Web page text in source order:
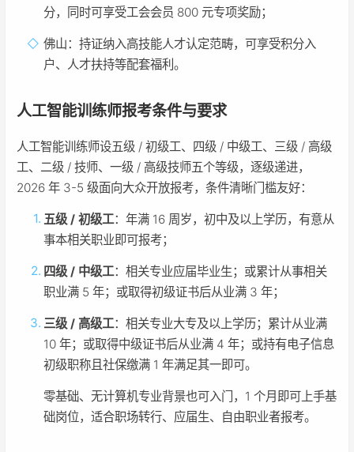
分，同时可享受工会会员 800 元专项奖励；
佛山：持证纳入高技能人才认定范畴，可享受积分入
户、人才扶持等配套福利。
人工智能训练师报考条件与要求
人工智能训练师设五级 / 初级工、四级 / 中级工、三级 / 高级
工、二级 / 技师、一级 / 高级技师五个等级，逐级递进，
2026 年 3-5 级面向大众开放报考，条件清晰门槛友好：
五级 / 初级工：年满 16 周岁，初中及以上学历，有意从
事本相关职业即可报考；
四级 / 中级工：相关专业应届毕业生；或累计从事相关
职业满 5 年；或取得初级证书后从业满 3 年；
三级 / 高级工：相关专业大专及以上学历；累计从业满
10 年；或取得中级证书后从业满 4 年；或持有电子信息
初级职称且社保缴满 1 年满足其一即可。
零基础、无计算机专业背景也可入门，1 个月即可上手基
础岗位，适合职场转行、应届生、自由职业者报考。